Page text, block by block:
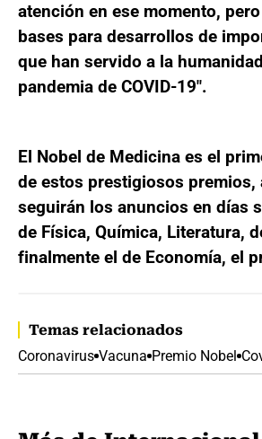
atención en ese momento,
bases para desarrollos de
que han servido a la
pandemia de COVID-19".
El Nobel de Medicina es el
de estos prestigiosos premios,
seguirán los anuncios en días
de Física, Química, Literatura,
finalmente el de Economía, el
Temas relacionados
Coronavirus Vacuna Premio Nobel